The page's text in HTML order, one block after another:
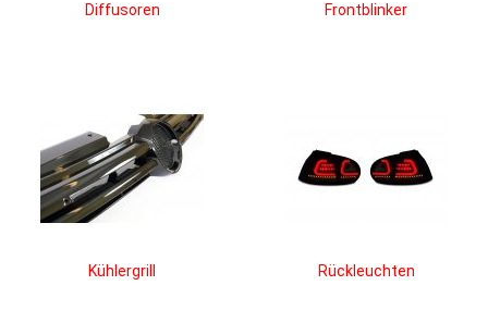
Diffusoren Frontblinker
Kühlergrill Rückleuchten